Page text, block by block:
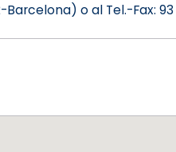
o al Tel.-Fax: 93